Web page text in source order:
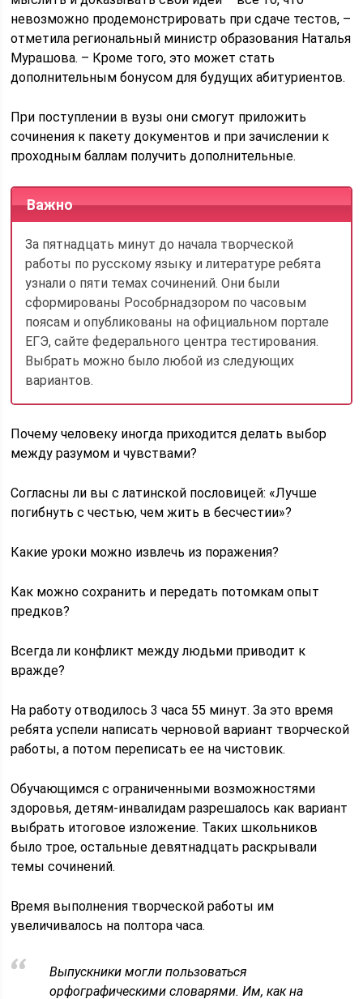
невозможно продемонстрировать при сдаче тестов, –
отметила региональный министр образования Наталья
Мурашова. – Кроме того, это может стать
дополнительным бонусом для будущих абитуриентов.
При поступлении в вузы они смогут приложить
сочинения к пакету документов и при зачислении к
проходным баллам получить дополнительные.
Важно
За пятнадцать минут до начала творческой
работы по русскому языку и литературе ребята
узнали о пяти темах сочинений. Они были
сформированы Рособрнадзором по часовым
поясам и опубликованы на официальном портале
ЕГЭ, сайте федерального центра тестирования.
Выбрать можно было любой из следующих
вариантов.
Почему человеку иногда приходится делать выбор
между разумом и чувствами?
Согласны ли вы с латинской пословицей: «Лучше
погибнуть с честью, чем жить в бесчестии»?
Какие уроки можно извлечь из поражения?
Как можно сохранить и передать потомкам опыт
предков?
Всегда ли конфликт между людьми приводит к
вражде?
На работу отводилось 3 часа 55 минут. За это время
ребята успели написать черновой вариант творческой
работы, а потом переписать ее на чистовик.
Обучающимся с ограниченными возможностями
здоровья, детям-инвалидам разрешалось как вариант
выбрать итоговое изложение. Таких школьников
было трое, остальные девятнадцать раскрывали
темы сочинений.
Время выполнения творческой работы им
увеличивалось на полтора часа.
Выпускники могли пользоваться
орфографическими словарями. Им, как на